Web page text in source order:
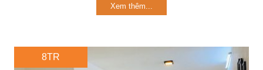
Xem thêm...
8TR